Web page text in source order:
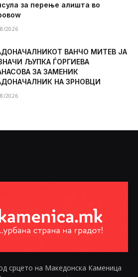
за перење алишта во
2026
ВАНЧО МИТЕВ ЈА
ЉУПКА ЃОРГИЕВА
ЗА ЗАМЕНИК
НА ЗРНОВЦИ
2026
срцето на Македонска Каменица